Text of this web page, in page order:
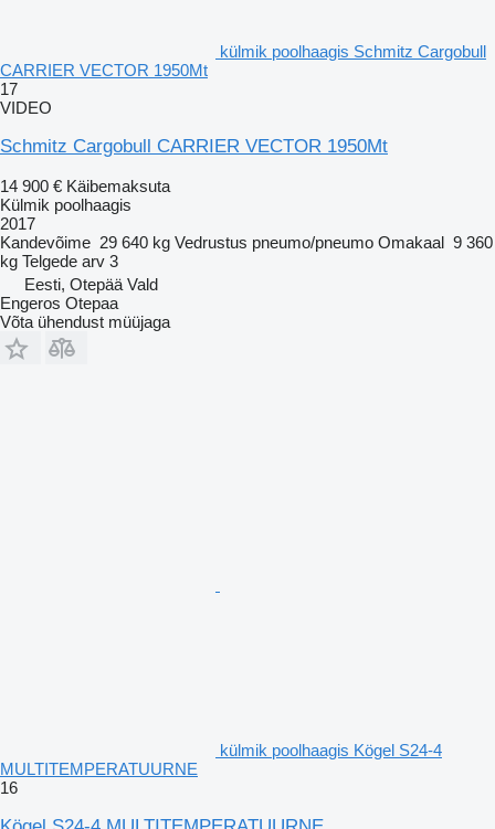
külmik poolhaagis Schmitz Cargobull
CARRIER VECTOR 1950Mt
17
VIDEO
Schmitz Cargobull CARRIER VECTOR 1950Mt
14 900 € Käibemaksuta
Külmik poolhaagis
2017
Kandevõime 29 640 kg Vedrustus pneumo/pneumo Omakaal 9 360
kg Telgede arv 3
Eesti, Otepää Vald
Engeros Otepaa
Võta ühendust müüjaga
külmik poolhaagis Kögel S24-4
MULTITEMPERATUURNE
16